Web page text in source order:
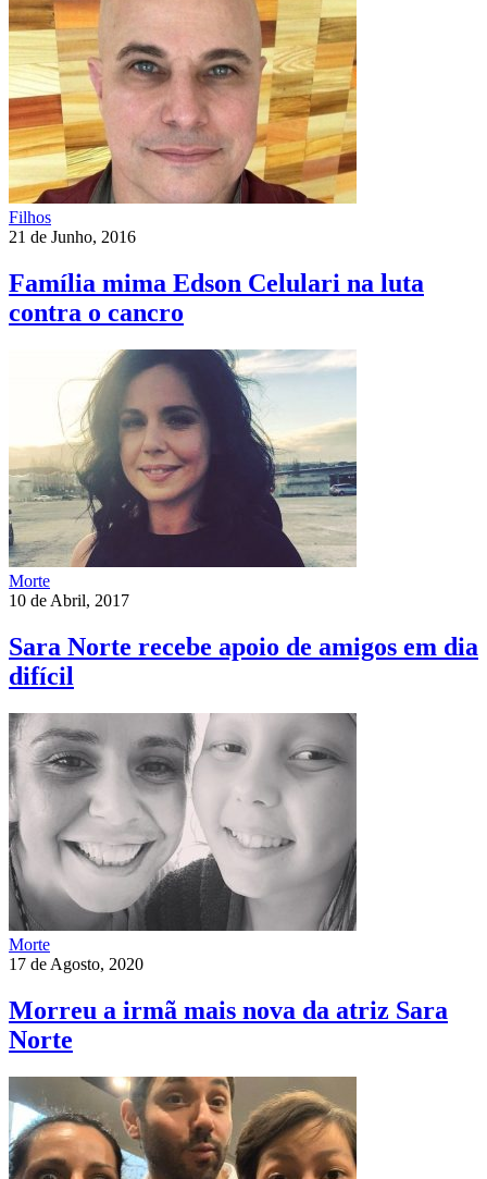
Filhos
21 de Junho, 2016
Família mima Edson Celulari na luta
contra o cancro
Morte
10 de Abril, 2017
Sara Norte recebe apoio de amigos em dia
difícil
Morte
17 de Agosto, 2020
Morreu a irmã mais nova da atriz Sara
Norte